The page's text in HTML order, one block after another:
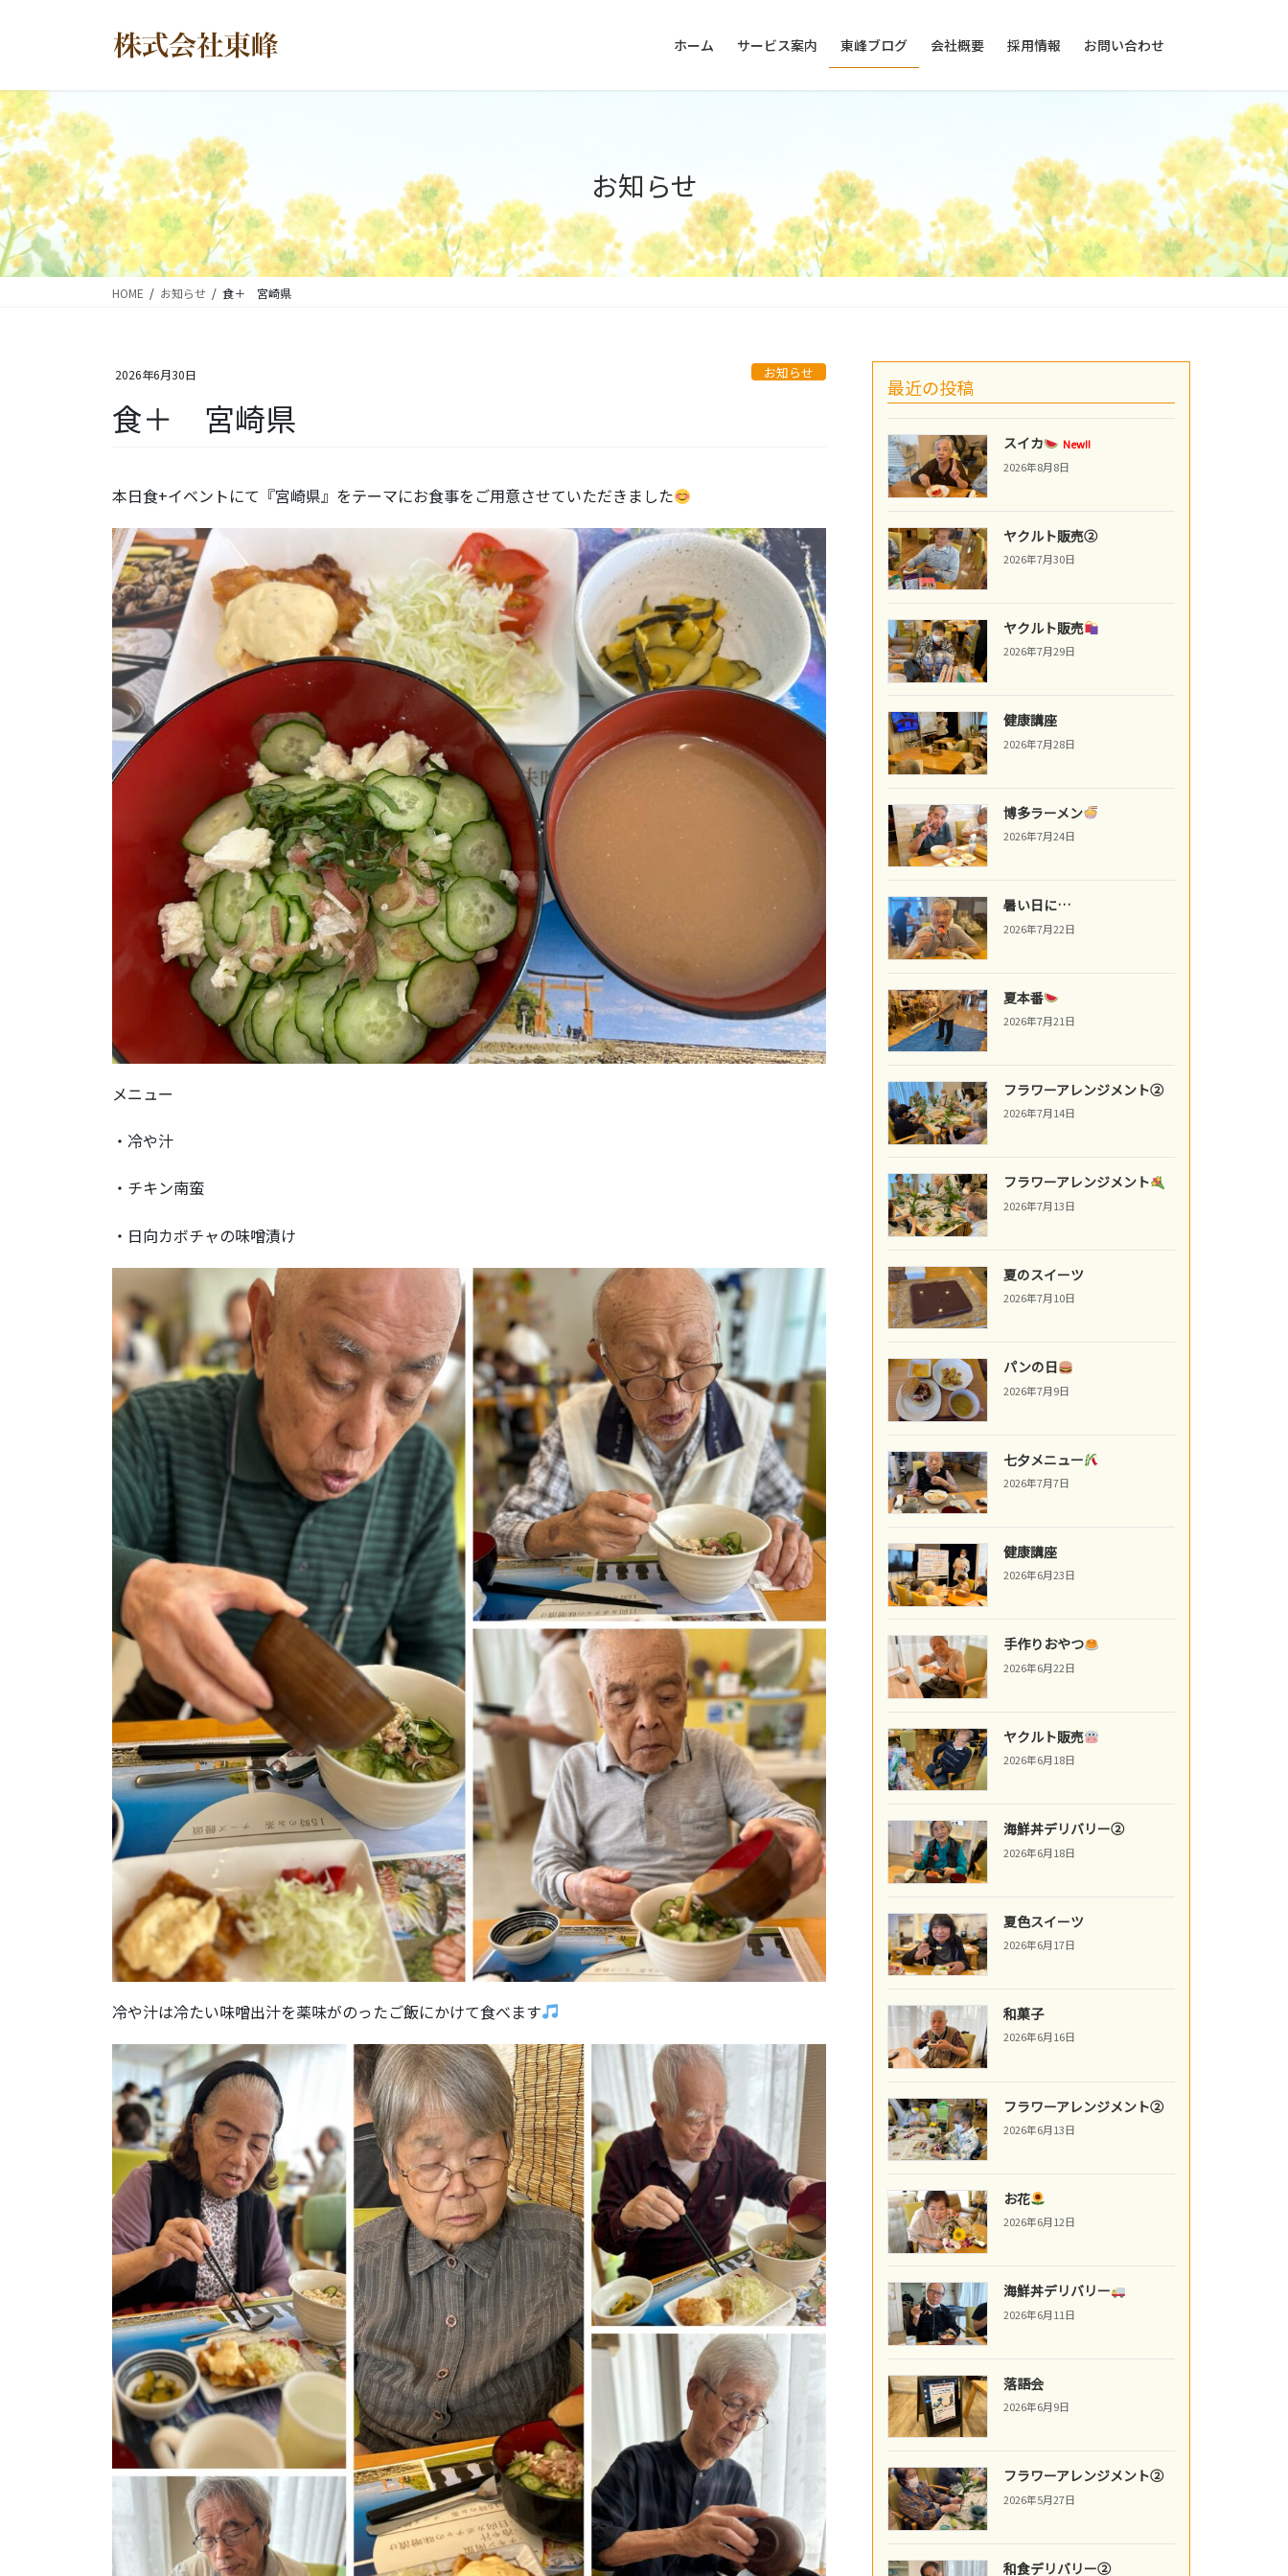
ツ
に
移
動
シ
ョ
ン
に
移
動
ホーム サービス案内 東峰ブログ 会社概要 採用情報 お問い合わせ
お知らせ
HOME お知らせ 食＋ 宮崎県
2026年6月30日 お知らせ
食＋ 宮崎県
本日食+イベントにて『宮崎県』をテーマにお食事をご用意させていただきました
メニュー
・冷や汁
・チキン南蛮
・日向カボチャの味噌漬け
冷や汁は冷たい味噌出汁を薬味がのったご飯にかけて食べます
最近の投稿
スイカ
New!!
2026年8月8日
ヤクルト販売②
2026年7月30日
ヤクルト販売
2026年7月29日
健康講座
2026年7月28日
博多ラーメン
2026年7月24日
暑い日に…
2026年7月22日
夏本番
2026年7月21日
フラワーアレンジメント②
2026年7月14日
フラワーアレンジメント
2026年7月13日
夏のスイーツ
2026年7月10日
パンの日
2026年7月9日
七夕メニュー
2026年7月7日
健康講座
2026年6月23日
手作りおやつ
2026年6月22日
ヤクルト販売
2026年6月18日
海鮮丼デリバリー②
2026年6月18日
夏色スイーツ
2026年6月17日
和菓子
2026年6月16日
フラワーアレンジメント②
2026年6月13日
お花
2026年6月12日
海鮮丼デリバリー
2026年6月11日
落語会
2026年6月9日
フラワーアレンジメント②
2026年5月27日
和食デリバリー②